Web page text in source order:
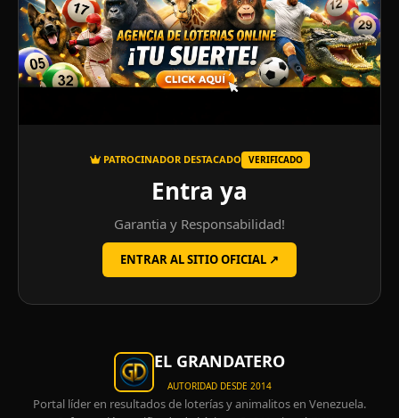
PATROCINADOR DESTACADO VERIFICADO
Entra ya
Garantia y Responsabilidad!
ENTRAR AL SITIO OFICIAL ↗
EL GRANDATERO
AUTORIDAD DESDE 2014
Portal líder en resultados de loterías y animalitos en Venezuela.